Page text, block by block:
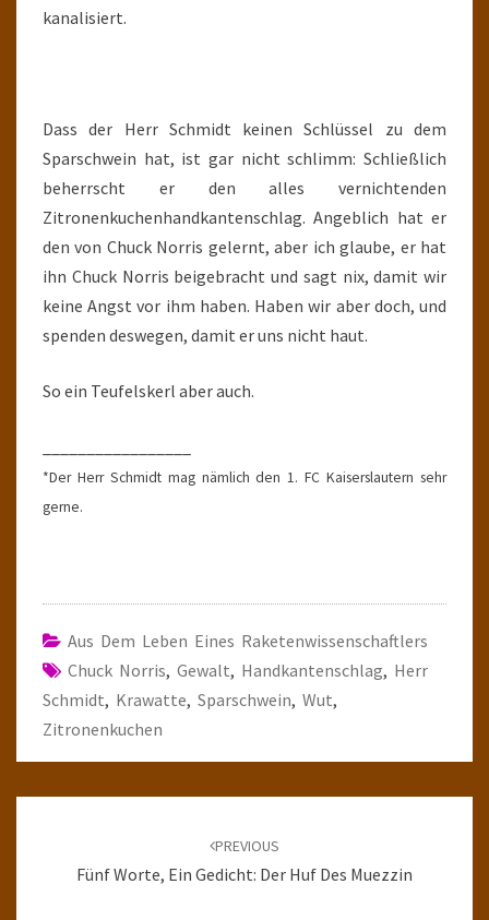
kanalisiert.
Dass der Herr Schmidt keinen Schlüssel zu dem
Sparschwein hat, ist gar nicht schlimm: Schließlich
beherrscht er den alles vernichtenden
Zitronenkuchenhandkantenschlag. Angeblich hat er
den von Chuck Norris gelernt, aber ich glaube, er hat
ihn Chuck Norris beigebracht und sagt nix, damit wir
keine Angst vor ihm haben. Haben wir aber doch, und
spenden deswegen, damit er uns nicht haut.
So ein Teufelskerl aber auch.
*Der Herr Schmidt mag nämlich den 1. FC Kaiserslautern sehr
gerne.
Aus Dem Leben Eines Raketenwissenschaftlers
Chuck Norris, Gewalt, Handkantenschlag, Herr
Schmidt, Krawatte, Sparschwein, Wut,
Zitronenkuchen
PREVIOUS
Fünf Worte, Ein Gedicht: Der Huf Des Muezzin